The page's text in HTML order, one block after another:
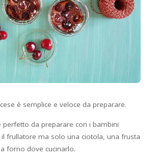
è semplice e veloce da preparare.
perfetto da preparare con i bambini
frullatore ma solo una ciotola, una frusta
forno dove cucinarlo.